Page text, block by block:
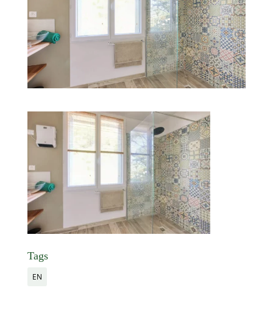
Tags
EN